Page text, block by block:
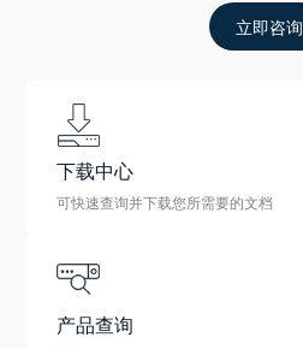
立即咨询
下载中心
可快速查询并下载您所需要的文档
产品查询